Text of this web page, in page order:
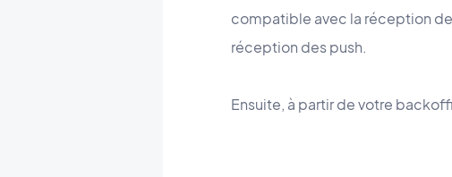
compatible avec la réception
réception des push.
Ensuite, à partir de votre